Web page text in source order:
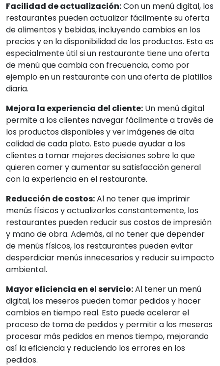
Facilidad de actualización:Con un menú digital, los
restaurantes pueden actualizar fácilmente su oferta
de alimentos y bebidas, incluyendo cambios en los
precios y en la disponibilidad de los productos. Esto es
especialmente útil si un restaurante tiene una oferta
de menú que cambia con frecuencia, como por
ejemplo en un restaurante con una oferta de platillos
diaria.
Mejora la experiencia del cliente: Un menú digital
permite a los clientes navegar fácilmente a través de
los productos disponibles y ver imágenes de alta
calidad de cada plato. Esto puede ayudar a los
clientes a tomar mejores decisiones sobre lo que
quieren comer y aumentar su satisfacción general
con la experiencia en el restaurante.
Reducción de costos:Al no tener que imprimir
menús físicos y actualizarlos constantemente, los
restaurantes pueden reducir sus costos de impresión
y mano de obra. Además, al no tener que depender
de menús físicos, los restaurantes pueden evitar
desperdiciar menús innecesarios y reducir su impacto
ambiental.
Mayor eficiencia en el servicio:Al tener un menú
digital, los meseros pueden tomar pedidos y hacer
cambios en tiempo real. Esto puede acelerar el
proceso de toma de pedidos y permitir a los meseros
procesar más pedidos en menos tiempo, mejorando
así la eficiencia y reduciendo los errores en los
pedidos.